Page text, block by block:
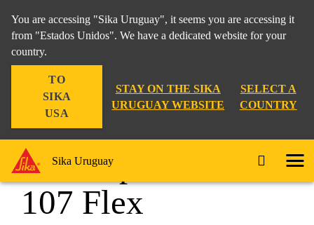
You are accessing "Sika Uruguay", it seems you are accessing it
from "Estados Unidos". We have a dedicated website for your
country.
TO
SIKA
USA
STAY ON THE SIKA
URUGUAY WEBSITE
SELECT A
COUNTRY
Sika Uruguay
SikaTop® Seal-
107 Flex